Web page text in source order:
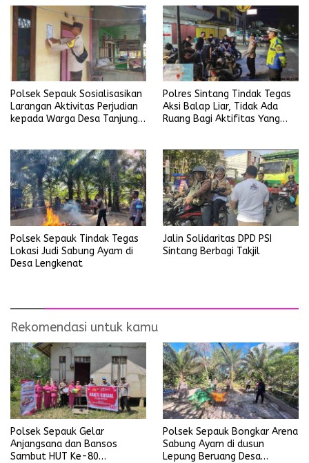
Polsek Sepauk Sosialisasikan
Larangan Aktivitas Perjudian
kepada Warga Desa Tanjung
Polres Sintang Tindak Tegas
Aksi Balap Liar, Tidak Ada
Ruang Bagi Aktifitas Yang
Polsek Sepauk Tindak Tegas
Lokasi Judi Sabung Ayam di
Desa Lengkenat
Jalin Solidaritas DPD PSI
Sintang Berbagi Takjil
Rekomendasi untuk kamu
Polsek Sepauk Gelar
Anjangsana dan Bansos
Sambut HUT Ke-80
Polsek Sepauk Bongkar Arena
Sabung Ayam di dusun
Lepung Beruang Desa